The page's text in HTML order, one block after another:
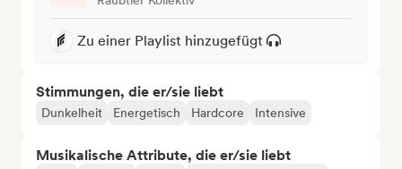
Zu einer Playlist hinzugefügt
Stimmungen, die er/sie liebt
Dunkelheit Energetisch Hardcore Intensive
Musikalische Attribute, die er/sie liebt